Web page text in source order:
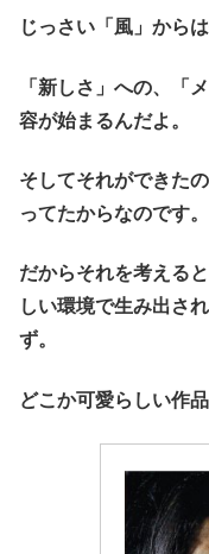
じっさい「風」から
「新しさ」への、「
容が始まるんだよ。
そしてそれができた
ってたからなのです。
だからそれを考える
しい環境で生み出さ
ず。
どこか可愛らしい作